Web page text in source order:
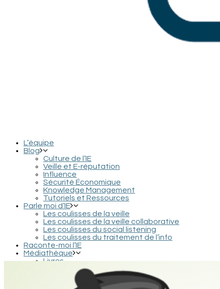
L’équipe
Blog
Culture de l’IE
Veille et E-réputation
Influence
Sécurité Économique
Knowledge Management
Tutoriels et Ressources
Parle moi d’IE
Les coulisses de la veille
Les coulisses de la veille collaborative
Les coulisses du social listening
Les coulisses du traitement de l’info
Raconte-moi l’IE
Médiathèque
Livres
Podcasts et interviews
Documentaires et conférences
Films et séries